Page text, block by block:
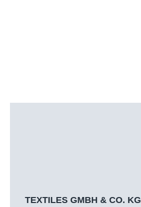
TEXTILES GMBH & CO. KG